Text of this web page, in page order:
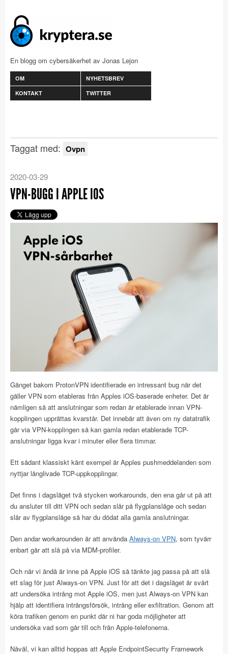
En blogg om cybersäkerhet av Jonas Lejon
OM
NYHETSBREV
KONTAKT
TWITTER
Taggat med: Ovpn
2020-03-29
VPN-BUGG I APPLE IOS
Gänget bakom ProtonVPN identifierade en intressant bug när det
gäller VPN som etableras från Apples iOS-baserade enheter. Det är
nämligen så att anslutningar som redan är etablerade innan VPN-
kopplingen upprättas kvarstår. Det innebär att även om ny datatrafik
går via VPN-kopplingen så kan gamla redan etablerade TCP-
anslutningar ligga kvar i minuter eller flera timmar.
Ett sådant klassiskt känt exempel är Apples pushmeddelanden som
nyttjar långlivade TCP-uppkopplingar.
Det finns i dagsläget två stycken workarounds, den ena går ut på att
du ansluter till ditt VPN och sedan slår på flygplansläge och sedan
slår av flygplansläge så har du dödat alla gamla anslutningar.
Den andar workarounden är att använda Always-on VPN, som tyvärr
enbart går att slå på via MDM-profiler.
Och när vi ändå är inne på Apple iOS så tänkte jag passa på att slå
ett slag för just Always-on VPN. Just för att det i dagsläget är svårt
att undersöka intrång mot Apple iOS, men just Always-on VPN kan
hjälp att identifiera intrångsförsök, intrång eller exfiltration. Genom att
köra trafiken genom en punkt där ni har goda möjligheter att
undersöka vad som går till och från Apple-telefonerna.
Nåväl, vi kan alltid hoppas att Apple EndpointSecurity Framework